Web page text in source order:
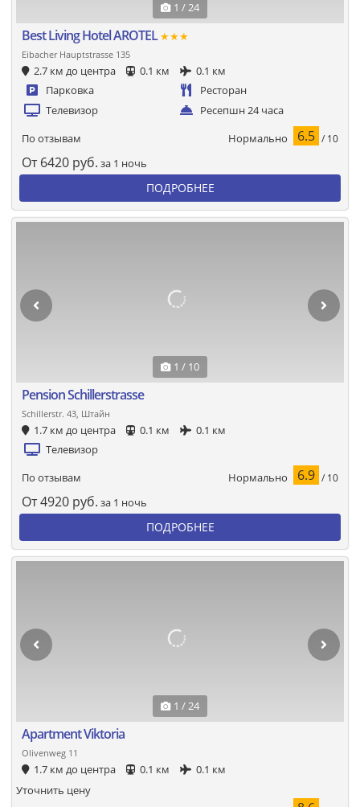
1 / 24
Best Living Hotel AROTEL★★★
Eibacher Hauptstrasse 135
2.7 км до центра 0.1 км
0.1 км
Парковка
Ресторан
Телевизор
Ресепшн 24 часа
По отзывам Нормально 6.5 / 10
От 6420 руб. за 1 ночь
ПОДРОБНЕЕ
1 / 10
Pension Schillerstrasse
Schillerstr. 43, Штайн
1.7 км до центра 0.1 км
0.1 км
Телевизор
По отзывам Нормально 6.9 / 10
От4920 руб. за 1 ночь
ПОДРОБНЕЕ
1 / 24
Apartment Viktoria
Olivenweg 11
1.7 км до центра 0.1 км 0.1 км
Уточнить цену